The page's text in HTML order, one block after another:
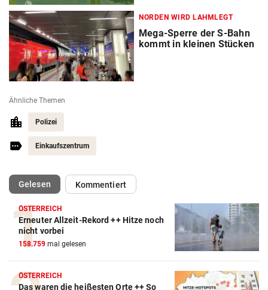
NORDEN WIRD LAHMLEGT
Mega-Sperre der S-Bahn
kommt in kleinen Stücken
Ähnliche Themen
Polizei
Einkaufszentrum
Gelesen(ausgewählt)Kommentiert
ÖSTERREICH
Erneuter Allzeit-Rekord ++ Hitze noch
nicht vorbei
158.759 mal gelesen
ÖSTERREICH
Das waren die heißesten Orte ++ So